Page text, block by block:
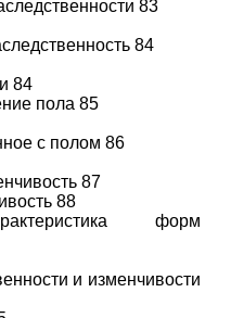
83
84
84
пола 85
с полом 86
87
88
форм
и изменчивости